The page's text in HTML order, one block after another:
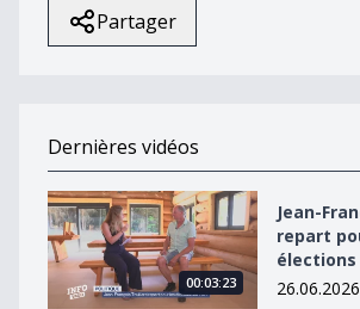
Partager
Dernières vidéos
Jean-François Thuillard repart
00:03:23
Jean-
repart
élections
26.06.2026